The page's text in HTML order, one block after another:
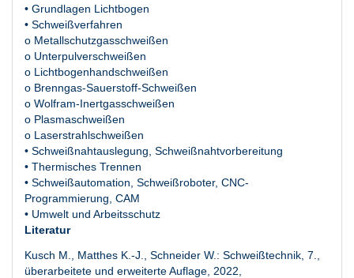
• Grundlagen Lichtbogen
• Schweißverfahren
o Metallschutzgasschweißen
o Unterpulverschweißen
o Lichtbogenhandschweißen
o Brenngas-Sauerstoff-Schweißen
o Wolfram-Inertgasschweißen
o Plasmaschweißen
o Laserstrahlschweißen
• Schweißnahtauslegung, Schweißnahtvorbereitung
• Thermisches Trennen
• Schweißautomation, Schweißroboter, CNC-
Programmierung, CAM
• Umwelt und Arbeitsschutz
Literatur
Kusch M., Matthes K.-J., Schneider W.: Schweißtechnik, 7.,
überarbeitete und erweiterte Auflage, 2022,